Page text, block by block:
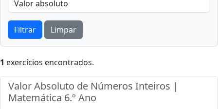
Filtrar Limpar
1 exercícios encontrados.
Valor Absoluto de Números Inteiros |
Matemática 6.º Ano